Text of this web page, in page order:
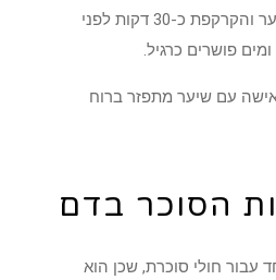
עסו שמן קוקוס לתוך השיער והקרקפת כ-30 דקות לפני
פושרים כרגיל.
עבור חולי סוכרת, שכן הוא